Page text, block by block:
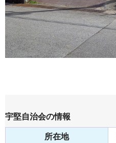
宇堅自治会の情報
所在地